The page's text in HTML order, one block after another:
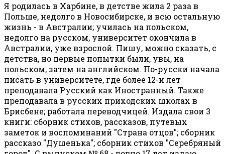
Я родилась в Харбине, в детстве жила 2 раза в
Польше, недолго в Новосибирске, и всю остальную
жизнь - в Австралии; училась на польском,
недолго на русском, университет окончила в
Австралии, уже взрослой. Пишу, можно сказать, с
детства, но первые попытки были, увы, на
польском, затем на английском. По-русски начала
писать в университете, где более 12-и лет
преподавала Русский как Иностранный. Также
преподавала в русских приходских школах в
Брисбене; работала переводчицей. Издала свои 3
книги: сборник стихов, рассказов, путевых
заметок и воспоминаний "Страна отцов"; сборник
рассказо "Душенька"; сборник стихов "Серебряный